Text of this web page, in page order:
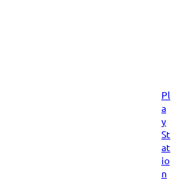
Pl
a
y
St
at
io
n